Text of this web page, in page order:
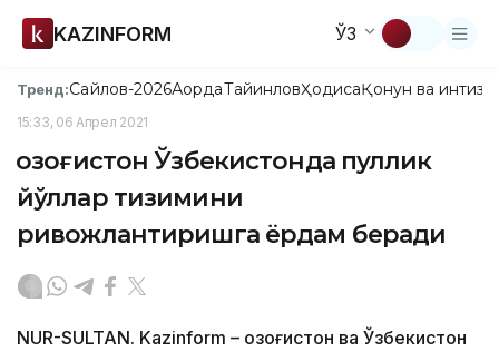
KAZINFORM ЎЗ
Тренд:Сайлов-2026АқордаТайинловҲодисаҚонун ва
15:33, 06 Апрел 2021
Қозоғистон Ўзбекистонда пуллик
йўллар тизимини
ривожлантиришга ёрдам беради
NUR-SULTAN. Kazinform – Қозоғистон ва Ўзбекистон